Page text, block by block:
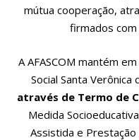
mútua cooperação,
firmados
A AFASCOM mantém
Social Santa Verônica
através de Termo de
Medida
Assistida e Prestação